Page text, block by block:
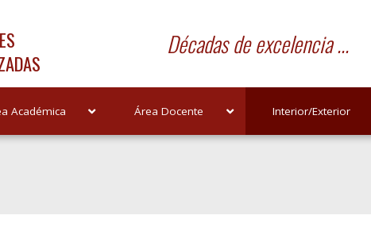
Décadas de excelencia ...
Académica Área Docente Interior/Exterior